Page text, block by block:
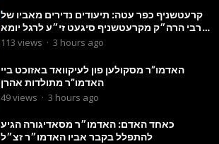
קרעטשניף כפר עטה: תיעודים נדירים מאביו של
הרבי הרה״ק מקרעטשניף סיגעט זי״ע לרגל יומא
דהילולא
113 views · 3 hours ago
האדמו”ר מסקולען פון לעיקוואד באזוכט ביי
האדמו”ר מתולדות אהרן
49views · 3 hours ago
כאחד האדם: האדמו״ר מסאדיגורה הגיע
להתפלל בקבר אביו האדמו״ר זצ״ל